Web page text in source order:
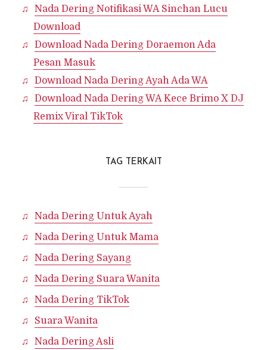
Nada Dering Notifikasi WA Sinchan Lucu
Download
Download Nada Dering Doraemon Ada
Pesan Masuk
Download Nada Dering Ayah Ada WA
Download Nada Dering WA Kece Brimo X DJ
Remix Viral TikTok
TAG TERKAIT
Nada Dering Untuk Ayah
Nada Dering Untuk Mama
Nada Dering Sayang
Nada Dering Suara Wanita
Nada Dering TikTok
Suara Wanita
Nada Dering Asli